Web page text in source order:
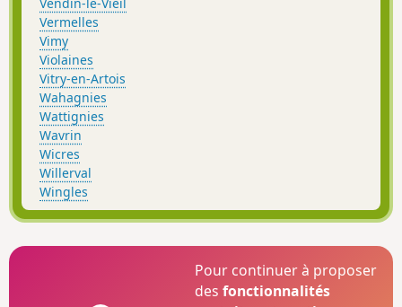
Vermelles
Vimy
Violaines
Vitry-en-Artois
Wahagnies
Wattignies
Wavrin
Wicres
Willerval
Wingles
Pour continuer à proposer
desfonctionnalités